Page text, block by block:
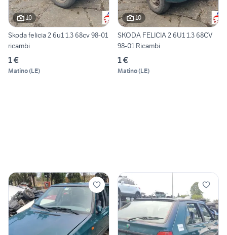
10
Skoda felicia 2 6u1 1.3 68cv 98-01
ricambi
1 €
Matino(LE)
10
SKODA FELICIA 2 6U1 1.3 68CV
98-01 Ricambi
1 €
Matino(LE)